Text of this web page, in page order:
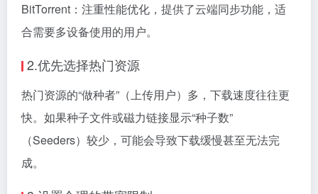
BitTorrent：注重性能优化，提供了云端同步功能，适
合需要多设备使用的用户。
2.优先选择热门资源
热门资源的“做种者”（上传用户）多，下载速度往往更
快。如果种子文件或磁力链接显示“种子数”
（Seeders）较少，可能会导致下载缓慢甚至无法完
成。